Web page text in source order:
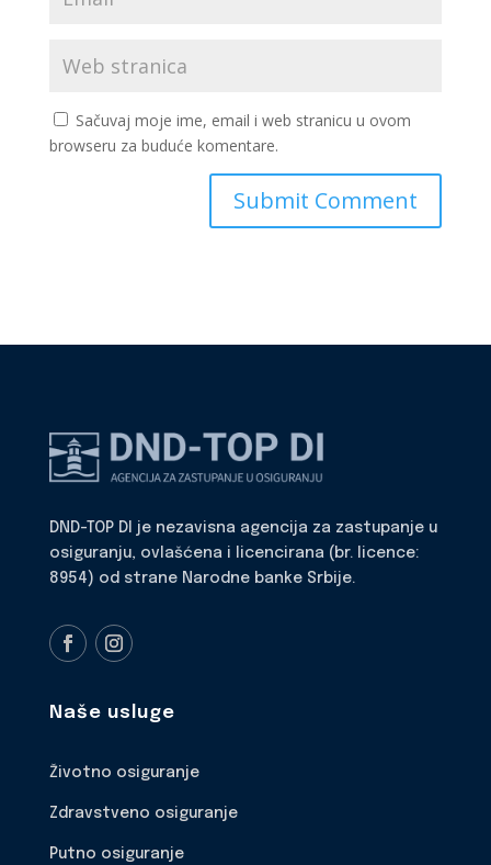
Sačuvaj moje ime, email i web stranicu u ovom
browseru za buduće komentare.
DND-TOP DI je nezavisna agencija za zastupanje u
osiguranju, ovlašćena i licencirana (br. licence:
8954) od strane Narodne banke Srbije.
Naše usluge
Životno osiguranje
Zdravstveno osiguranje
Putno osiguranje